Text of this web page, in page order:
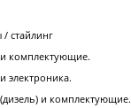
/ стайлинг
комплектующие.
электроника.
и комплектующие.